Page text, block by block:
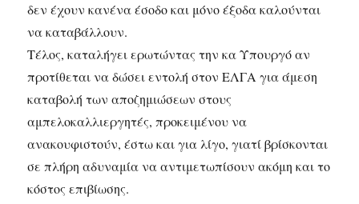
δεν έχουν κανένα έσοδο και μόνο έξοδα καλούνται
να καταβάλλουν.
Τέλος, καταλήγει ερωτώντας την κα Υπουργό αν
προτίθεται να δώσει εντολή στον ΕΛΓΑ για άμεση
καταβολή των αποζημιώσεων στους
αμπελοκαλλιεργητές, προκειμένου να
ανακουφιστούν, έστω και για λίγο, γιατί βρίσκονται
σε πλήρη αδυναμία να αντιμετωπίσουν ακόμη και το
κόστος επιβίωσης.